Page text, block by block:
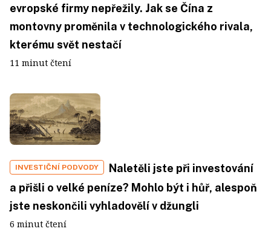
evropské firmy nepřežily. Jak se Čína z
montovny proměnila v technologického rivala,
kterému svět nestačí
11 minut čtení
INVESTIČNÍ PODVODY
Naletěli jste při investování
a přišli o velké peníze? Mohlo být i hůř, alespoň
jste neskončili vyhladovělí v džungli
6 minut čtení